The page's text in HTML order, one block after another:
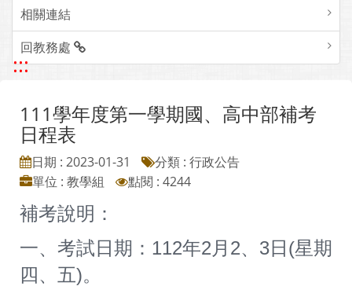
相關連結
回教務處
:::
111學年度第一學期國、高中部補考
日程表
日期 : 2023-01-31
分類 : 行政公告
單位 : 教學組
點閱 : 4244
補考說明：
一、考試日期：112年2月2、3日(星期
四、五)。